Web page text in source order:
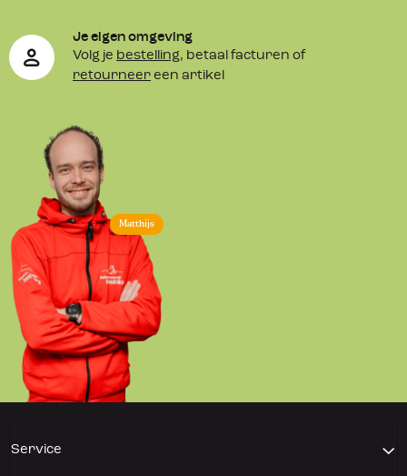
Matthijs
Je eigen omgeving
Volg je bestelling, betaal facturen of
retourneer een artikel
Service